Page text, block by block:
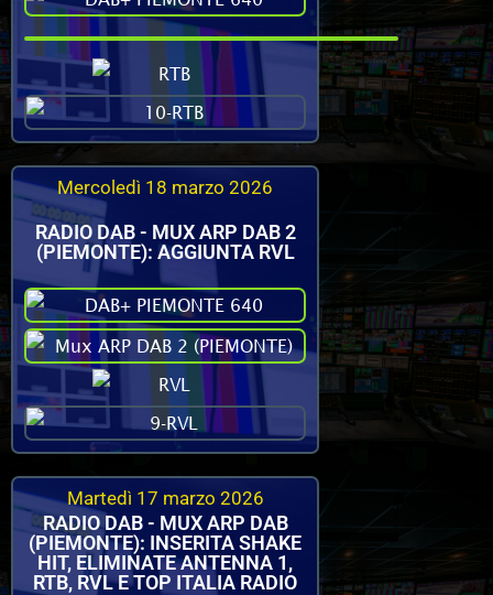
Mercoledì 18 marzo 2026
RADIO DAB - MUX ARP DAB 2
(PIEMONTE): AGGIUNTA RVL
Martedì 17 marzo 2026
RADIO DAB - MUX ARP DAB
(PIEMONTE): INSERITA SHAKE
HIT, ELIMINATE ANTENNA 1,
RTB, RVL E TOP ITALIA RADIO